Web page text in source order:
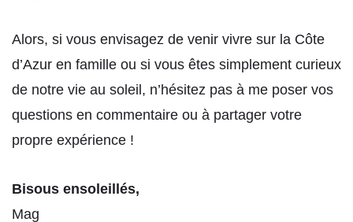
Alors, si vous envisagez de venir vivre sur la Côte
d’Azur en famille ou si vous êtes simplement curieux
de notre vie au soleil, n’hésitez pas à me poser vos
questions en commentaire ou à partager votre
propre expérience !
Bisous ensoleillés,
Mag